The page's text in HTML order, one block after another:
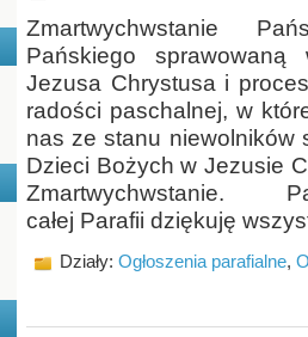
Zmartwychwstanie
Pańskiego
Jezusa Chrystusa i
radości paschalnej, w
nas ze stanu niewolników
Dzieci Bożych w Jezusie
Zmartwychwstanie.
całej Parafii dziękuję
Działy: Ogłoszenia parafialne,